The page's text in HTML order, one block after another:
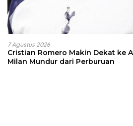
7 Agustus 2026
Cristian Romero Makin Dekat ke
Milan Mundur dari Perburuan